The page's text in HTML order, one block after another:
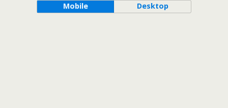
Mobile Desktop